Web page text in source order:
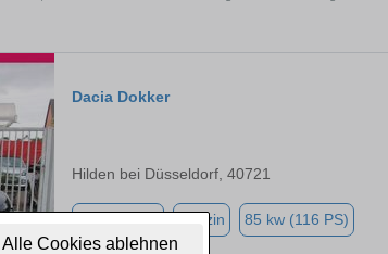
Alle Cookies ablehnen
Dacia Dokker
Hilden bei Düsseldorf, 40721
Benzin 85 kw (116 PS)